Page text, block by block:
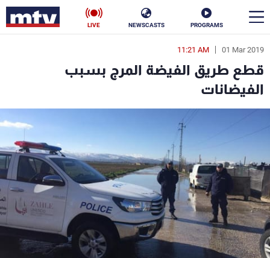
PROGRAMS
NEWSCASTS
LIVE
01 Mar 2019
11:21 AM
قطع طريق الفيضة المرج بسبب
الفيضانات
en
الأخبار
سياسة ناس
منوعات رياضة
كأس العالم
البرامج